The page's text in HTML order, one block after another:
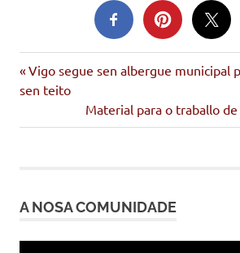
Navegación
Entrada
anterior:
Vigo segue sen albergue municipal
sen teito
Siguiente
entrada:
Material para o traballo
A NOSA COMUNIDADE